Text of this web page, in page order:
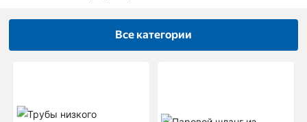
ПРОЕКТ
БЛОГ
Все категории